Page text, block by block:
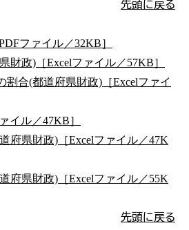
先頭に戻る
ファイル／32KB］
財政)［Excelファイル／57KB］
割合(都道府県財政)［Excelファイ
イル／47KB］
府県財政)［Excelファイル／47K
府県財政)［Excelファイル／55K
先頭に戻る